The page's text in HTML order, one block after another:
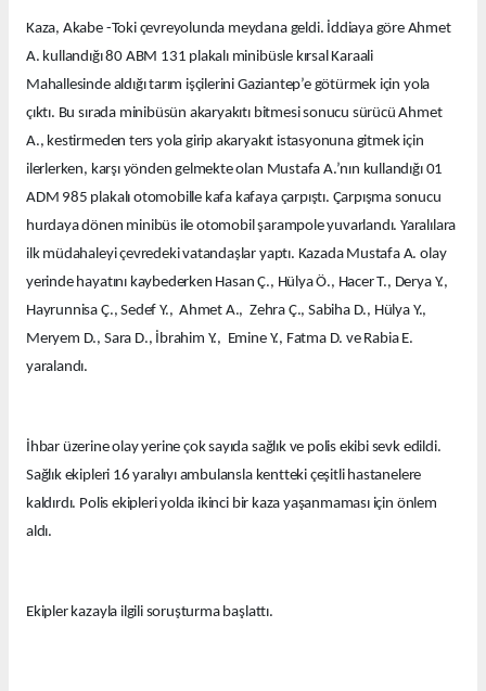
Kaza, Akabe -Toki çevreyolunda meydana geldi. İddiaya göre Ahmet
A. kullandığı 80 ABM 131 plakalı minibüsle kırsal Karaali
Mahallesinde aldığı tarım işçilerini Gaziantep’e götürmek için yola
çıktı. Bu sırada minibüsün akaryakıtı bitmesi sonucu sürücü Ahmet
A., kestirmeden ters yola girip akaryakıt istasyonuna gitmek için
ilerlerken, karşı yönden gelmekte olan Mustafa A.’nın kullandığı 01
ADM 985 plakalı otomobille kafa kafaya çarpıştı. Çarpışma sonucu
hurdaya dönen minibüs ile otomobil şarampole yuvarlandı. Yaralılara
ilk müdahaleyi çevredeki vatandaşlar yaptı. Kazada Mustafa A. olay
yerinde hayatını kaybederken Hasan Ç., Hülya Ö., Hacer T., Derya Y.,
Hayrunnisa Ç., Sedef Y., Ahmet A., Zehra Ç., Sabiha D., Hülya Y.,
Meryem D., Sara D., İbrahim Y., Emine Y., Fatma D. ve Rabia E.
yaralandı.
İhbar üzerine olay yerine çok sayıda sağlık ve polis ekibi sevk edildi.
Sağlık ekipleri 16 yaralıyı ambulansla kentteki çeşitli hastanelere
kaldırdı. Polis ekipleri yolda ikinci bir kaza yaşanmaması için önlem
aldı.
Ekipler kazayla ilgili soruşturma başlattı.